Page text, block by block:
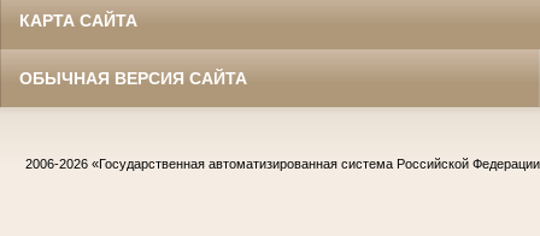
КАРТА САЙТА
ОБЫЧНАЯ ВЕРСИЯ САЙТА
2006-2026 «Государственная автоматизированная система Российской